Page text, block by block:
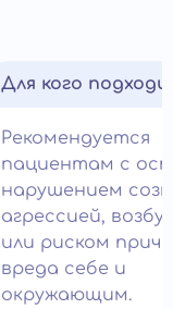
Для кого
Рекомендуется
пациентам с
нарушением
агрессией,
или риском
вреда себе и
окружающим.